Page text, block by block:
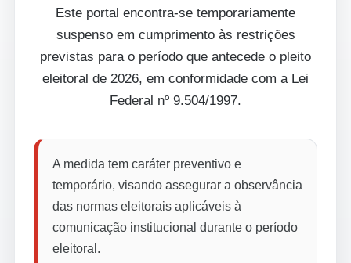
Este portal encontra-se temporariamente
suspenso em cumprimento às restrições
previstas para o período que antecede o pleito
eleitoral de 2026, em conformidade com a Lei
Federal nº 9.504/1997.
A medida tem caráter preventivo e
temporário, visando assegurar a observância
das normas eleitorais aplicáveis à
comunicação institucional durante o período
eleitoral.